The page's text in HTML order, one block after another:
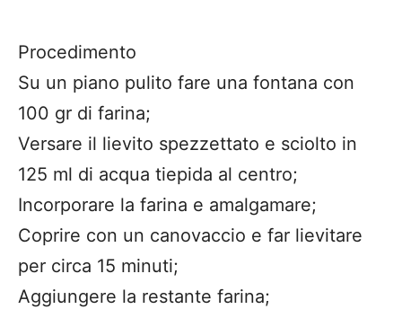
Procedimento
Su un piano pulito fare una fontana con
100 gr di farina;
Versare il lievito spezzettato e sciolto in
125 ml di acqua tiepida al centro;
Incorporare la farina e amalgamare;
Coprire con un canovaccio e far lievitare
per circa 15 minuti;
Aggiungere la restante farina;